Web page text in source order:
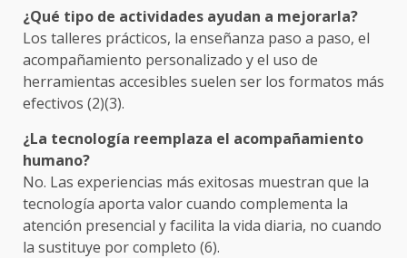
¿Qué tipo de actividades ayudan a mejorarla?
Los talleres prácticos, la enseñanza paso a paso, el
acompañamiento personalizado y el uso de
herramientas accesibles suelen ser los formatos más
efectivos (2)(3).
¿La tecnología reemplaza el acompañamiento
humano?
No. Las experiencias más exitosas muestran que la
tecnología aporta valor cuando complementa la
atención presencial y facilita la vida diaria, no cuando
la sustituye por completo (6).